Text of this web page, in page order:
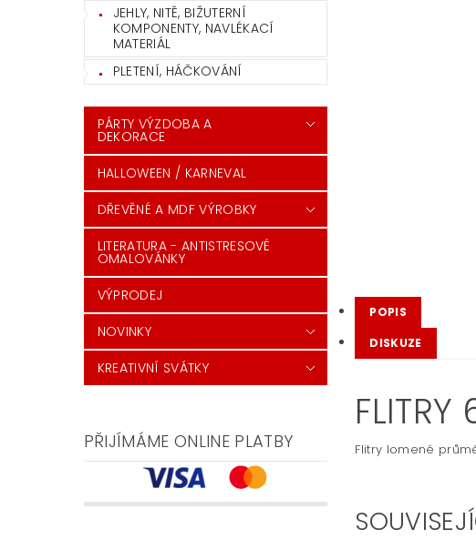
JEHLY, NITĚ, BIŽUTERNÍ
KOMPONENTY, NAVLÉKACÍ
MATERIÁL
PLETENÍ, HÁČKOVÁNÍ
PÁRTY VÝZDOBA A
DEKORACE
HALLOWEEN / KARNEVAL
DŘEVĚNÉ A MDF VÝROBKY
LITERATURA - ANTISTRESOVÉ
OMALOVÁNKY
VÝPRODEJ
NOVINKY
KREATIVNÍ SVÁTKY
PŘIJÍMÁME ONLINE PLATBY
POPIS
DISKUZE
FLITRY
Flitry lomené